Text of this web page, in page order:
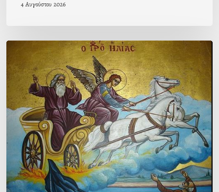
4 Αυγούστου 2026
ΒΙΟΣ
ΚΑΙ
ΔΡΑΣΙΣ
ΤΟΥ
ΠΡΟΦΗΤΟΥ
ΗΛΙΑ